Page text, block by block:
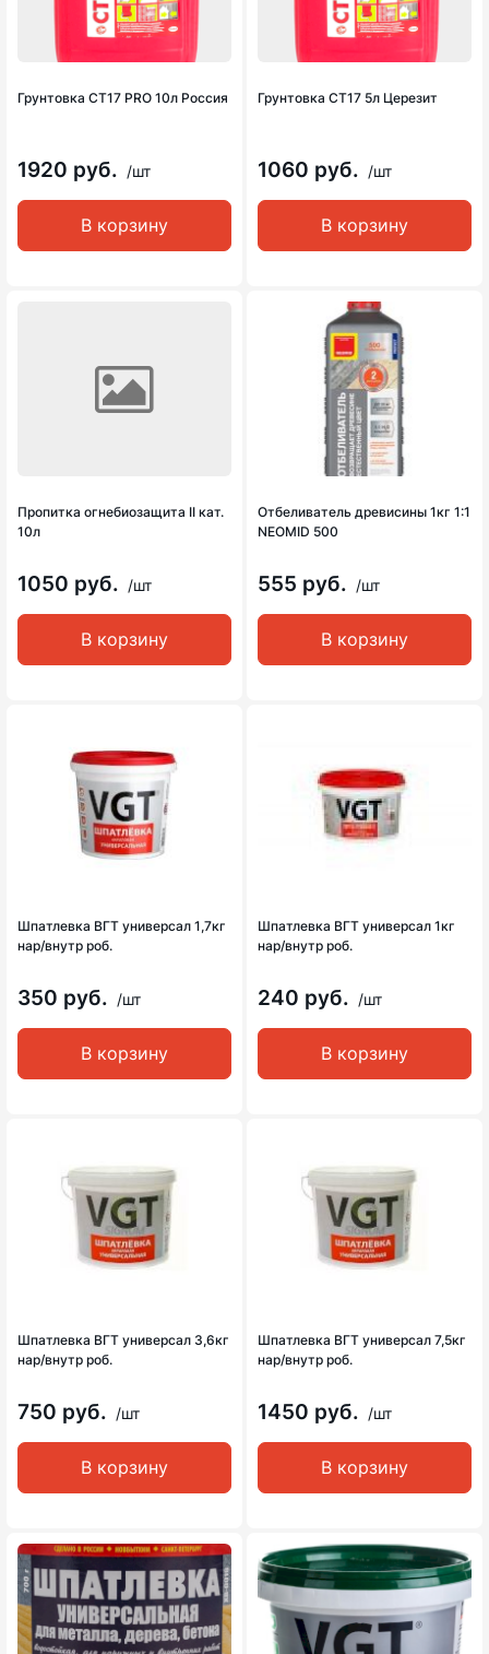
Грунтовка СТ17 PRO 10л Россия
1920 руб. /шт
В корзину
Грунтовка СТ17 5л Церезит
1060 руб. /шт
В корзину
Пропитка огнебиозащита II кат.
10л
1050 руб. /шт
В корзину
Отбеливатель древисины 1кг 1:1
NEOMID 500
555 руб. /шт
В корзину
Шпатлевка ВГТ универсал 1,7кг
нар/внутр роб.
350 руб. /шт
В корзину
Шпатлевка ВГТ универсал 1кг
нар/внутр роб.
240 руб. /шт
В корзину
Шпатлевка ВГТ универсал 3,6кг
нар/внутр роб.
750 руб. /шт
В корзину
Шпатлевка ВГТ универсал 7,5кг
нар/внутр роб.
1450 руб. /шт
В корзину